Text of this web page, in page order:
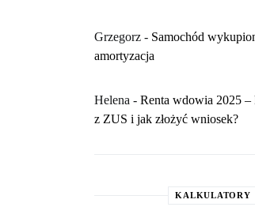
Grzegorz - Samochód
amortyzacja
Helena - Renta wdowia 2025 –
z ZUS i jak złożyć wniosek?
KALKULATORY